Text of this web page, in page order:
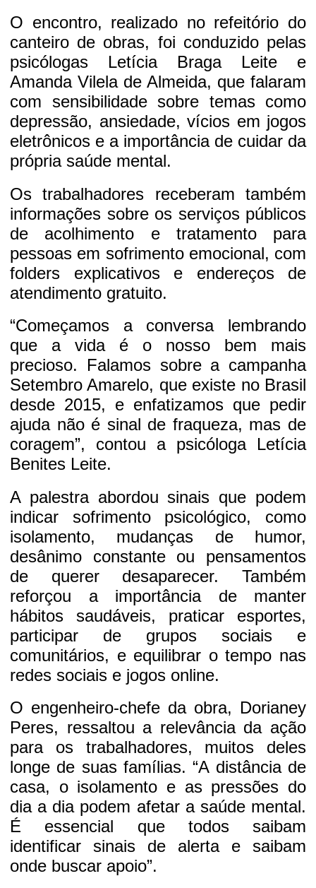
O encontro, realizado no refeitório do
canteiro de obras, foi conduzido pelas
psicólogas Letícia Braga Leite e
Amanda Vilela de Almeida, que falaram
com sensibilidade sobre temas como
depressão, ansiedade, vícios em jogos
eletrônicos e a importância de cuidar da
própria saúde mental.
Os trabalhadores receberam também
informações sobre os serviços públicos
de acolhimento e tratamento para
pessoas em sofrimento emocional, com
folders explicativos e endereços de
atendimento gratuito.
“Começamos a conversa lembrando
que a vida é o nosso bem mais
precioso. Falamos sobre a campanha
Setembro Amarelo, que existe no Brasil
desde 2015, e enfatizamos que pedir
ajuda não é sinal de fraqueza, mas de
coragem”, contou a psicóloga Letícia
Benites Leite.
A palestra abordou sinais que podem
indicar sofrimento psicológico, como
isolamento, mudanças de humor,
desânimo constante ou pensamentos
de querer desaparecer. Também
reforçou a importância de manter
hábitos saudáveis, praticar esportes,
participar de grupos sociais e
comunitários, e equilibrar o tempo nas
redes sociais e jogos online.
O engenheiro-chefe da obra, Dorianey
Peres, ressaltou a relevância da ação
para os trabalhadores, muitos deles
longe de suas famílias. “A distância de
casa, o isolamento e as pressões do
dia a dia podem afetar a saúde mental.
É essencial que todos saibam
identificar sinais de alerta e saibam
onde buscar apoio”.